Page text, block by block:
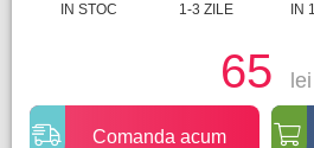
IN STOC
1-3 ZILE
IN
65 lei
Comanda acum